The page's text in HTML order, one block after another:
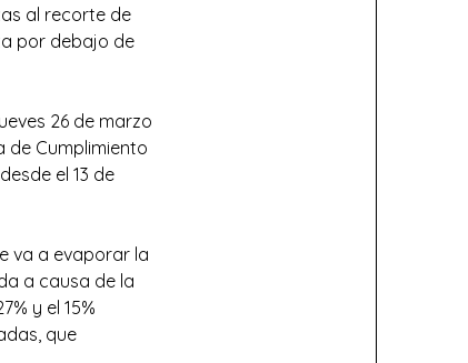
al recorte de
por debajo de
26 de marzo
de Cumplimiento
el 13 de
va a evaporar la
a causa de la
y el 15%
que